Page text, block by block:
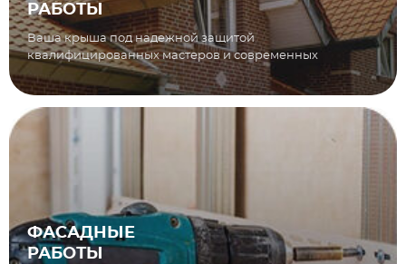
РАБОТЫ
Ваша крыша под надежной защитой
квалифицированных мастеров и современных
ФАСАДНЫЕ
РАБОТЫ